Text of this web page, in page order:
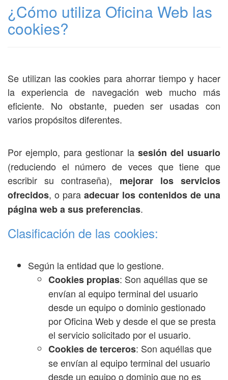
¿Cómo utiliza Oficina Web las
cookies?
Se utilizan las cookies para ahorrar tiempo y hacer
la experiencia de navegación web mucho más
eficiente. No obstante, pueden ser usadas con
varios propósitos diferentes.
Por ejemplo, para gestionar la sesión del usuario
(reduciendo el número de veces que tiene que
escribir su contraseña), mejorar los servicios
ofrecidos, o para adecuar los contenidos de una
página web a sus preferencias.
Clasificación de las cookies:
Según la entidad que lo gestione.
Cookies propias: Son aquéllas que se
envían al equipo terminal del usuario
desde un equipo o dominio gestionado
por Oficina Web y desde el que se presta
el servicio solicitado por el usuario.
Cookies de terceros: Son aquéllas que
se envían al equipo terminal del usuario
desde un equipo o dominio que no es